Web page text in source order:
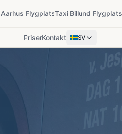
FlygplatsTaxi Billund Flygplats
PriserKontakt SV